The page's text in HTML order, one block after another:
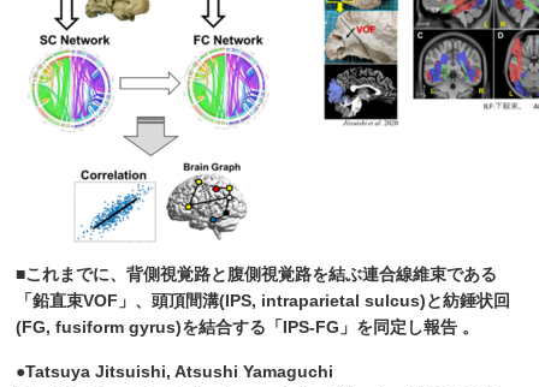
■これまでに、背側視覚路と腹側視覚路を結ぶ連合線維束である
「鉛直束VOF」、頭頂間溝(IPS, intraparietal sulcus)と紡錘状回
(FG, fusiform gyrus)を結合する「IPS-FG」を同定し報告 。
●Tatsuya Jitsuishi, Atsushi Yamaguchi